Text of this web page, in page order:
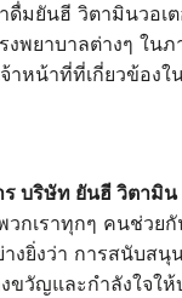
ดื่มยันฮี วิตามินวอ
พยาบาลต่างๆ ใน
าหน้าที่ที่เกี่ยวข้อง
บริษัท ยันฮี วิตามิน
กเราทุกๆ คนช่วย
างยิ่งว่า การสนับส
วัญและกำลังใจใ